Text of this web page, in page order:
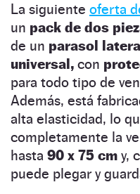
La siguiente oferta
un pack de dos
de un parasol
universal, con
para todo tipo de
Además, está
alta elasticidad, lo
completamente la
hasta 90 x 75 cm y,
puede plegar y